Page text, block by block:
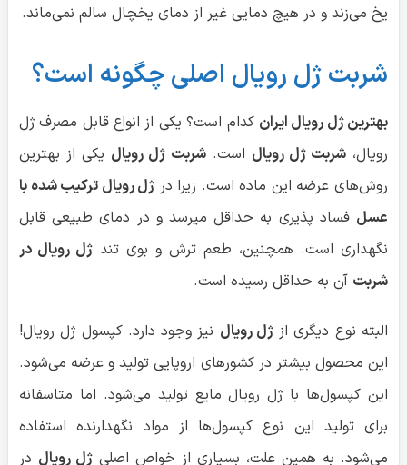
یخ می‌زند و در هیچ دمایی غیر از دمای یخچال سالم نمی‌ماند.
شربت ژل رویال اصلی چگونه است؟
بهترین ژل رویال ایران کدام است؟ یکی از انواع قابل مصرف ژل
رویال،شربت ژل رویال است.شربت ژل رویال یکی از بهترین
روش‌های عرضه این ماده است. زیرا در ژل رویال ترکیب شده با
عسل فساد پذیری به حداقل میرسد و در دمای طبیعی قابل
نگهداری است. همچنین، طعم ترش و بوی تند ژل رویال در
شربت آن به حداقل رسیده است.
البته نوع دیگری ازژل رویال نیز وجود دارد. کپسول ژل رویال!
این محصول بیشتر در کشورهای اروپایی تولید و عرضه می‌شود.
این کپسول‌ها با ژل رویال مایع تولید می‌شود. اما متاسفانه
برای تولید این نوع کپسول‌ها از مواد نگهدارنده استفاده
می‌شود. به همین علت، بسیاری از خواص اصلی ژل رویال در